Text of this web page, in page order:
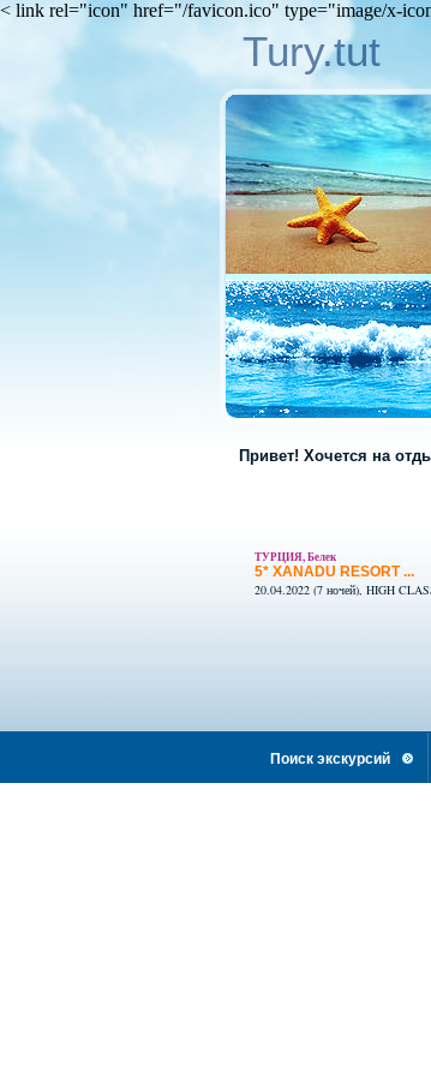
< link rel="icon" href="/favicon.ico" type="image/x-
Tury.tut
Привет! Хочется на
ТУРЦИЯ, Белек
5* XANADU RESORT ...
20.04.2022 (7 ночей), HIGH
Поиск экскурсий